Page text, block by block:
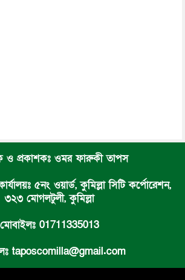
ও প্রকাশকঃ ওমর ফারুকী তাপস
৫নং ওয়ার্ড, কুমিল্লা সিটি কর্পোরেশন,
৩২৩ মোগলটুলী, কুমিল্লা
মোবাইলঃ 01711335013
taposcomilla@gmail.com